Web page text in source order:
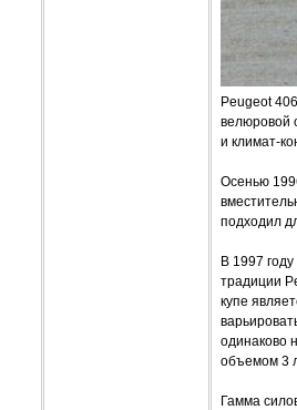
Peugeot
велюровой
и климат-
Осенью
подходил
В 1997
традиции
купе
одинаково
объемом 3
Гамма